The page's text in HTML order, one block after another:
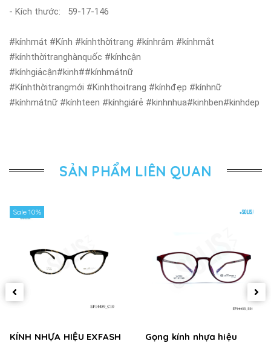
- Kích thước: 59-17-146
#kínhmát #Kính #kínhthờitrang #kínhrâm #kínhmắt
#kínhthờitranghànquốc #kínhcận
#kínhgiảcận#kinh##kínhmátnữ
#Kínhthờitrangmới #Kinhthoitrang #kínhđẹp #kínhnữ
#kínhmátnữ #kínhteen #kínhgiárẻ #kinhnhua#kinhben#kinhdep
SẢN PHẨM LIÊN QUAN
Sale 10%
KÍNH NHỰA HIỆU EXFASH
Gọng kính nhựa hiệu